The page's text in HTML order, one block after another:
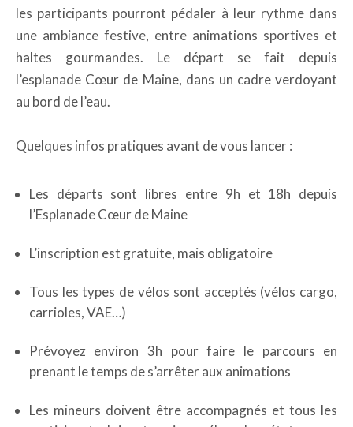
les participants pourront pédaler à leur rythme dans
une ambiance festive, entre animations sportives et
haltes gourmandes. Le départ se fait depuis
l’esplanade Cœur de Maine, dans un cadre verdoyant
au bord de l’eau.
Quelques infos pratiques avant de vous lancer :
Les départs sont libres entre 9h et 18h depuis
l’Esplanade Cœur de Maine
L’inscription est gratuite, mais obligatoire
Tous les types de vélos sont acceptés (vélos cargo,
carrioles, VAE…)
Prévoyez environ 3h pour faire le parcours en
prenant le temps de s’arrêter aux animations
Les mineurs doivent être accompagnés et tous les